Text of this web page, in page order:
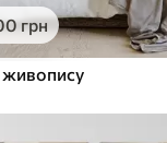
грн
живопису